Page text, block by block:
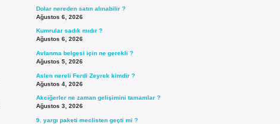
Dolar nereden satın alınabilir ?
Ağustos 6, 2026
Kumrular sadık mıdır ?
Ağustos 6, 2026
Avlanma belgesi için ne gerekli ?
Ağustos 5, 2026
Aslen nereli Ferdi Zeyrek kimdir ?
Ağustos 4, 2026
Akciğerler ne zaman gelişimini tamamlar ?
Ağustos 3, 2026
9. yargı paketi meclisten geçti mi ?